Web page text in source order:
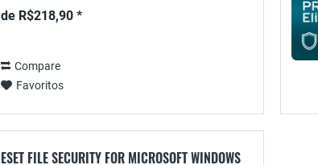
confiável de seus dispositivos e dados é essencial.
O ESET...
de R$218,90 *
Compare
Favoritos
ESET FILE SECURITY FOR MICROSOFT WINDOWS